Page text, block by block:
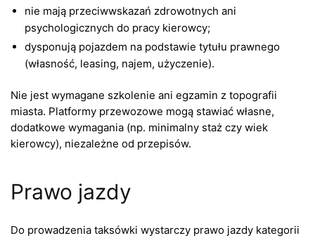
nie mają przeciwwskazań zdrowotnych ani
psychologicznych do pracy kierowcy;
dysponują pojazdem na podstawie tytułu prawnego
(własność, leasing, najem, użyczenie).
Nie jest wymagane szkolenie ani egzamin z topografii
miasta. Platformy przewozowe mogą stawiać własne,
dodatkowe wymagania (np. minimalny staż czy wiek
kierowcy), niezależne od przepisów.
Prawo jazdy
Do prowadzenia taksówki wystarczy prawo jazdy kategorii